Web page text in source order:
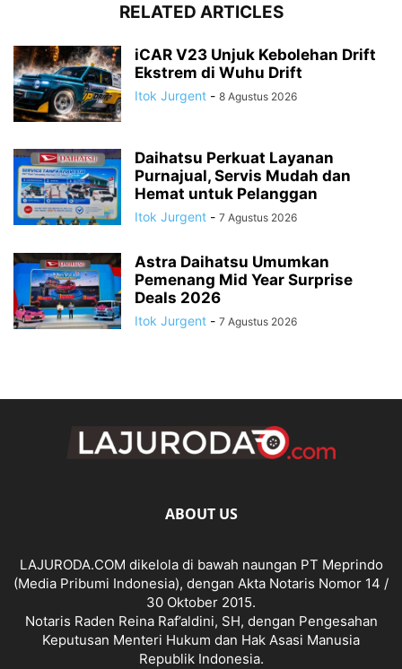
RELATED ARTICLES
iCAR V23 Unjuk Kebolehan Drift
Ekstrem di Wuhu Drift
Itok Jurgent - 8 Agustus 2026
Daihatsu Perkuat Layanan
Purnajual, Servis Mudah dan
Hemat untuk Pelanggan
Itok Jurgent - 7 Agustus 2026
Astra Daihatsu Umumkan
Pemenang Mid Year Surprise
Deals 2026
Itok Jurgent - 7 Agustus 2026
ABOUT US
LAJURODA.COM dikelola di bawah naungan PT Meprindo
(Media Pribumi Indonesia), dengan Akta Notaris Nomor 14 /
30 Oktober 2015.
Notaris Raden Reina Raf’aldini, SH, dengan Pengesahan
Keputusan Menteri Hukum dan Hak Asasi Manusia
Republik Indonesia.